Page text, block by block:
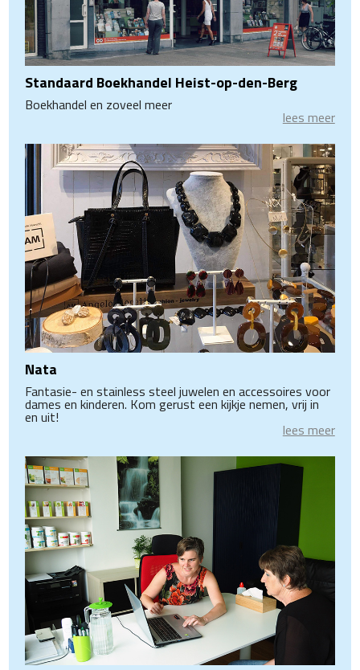
Standaard Boekhandel Heist-op-den-Berg
Boekhandel en zoveel meer
lees meer
Nata
Fantasie- en stainless steel juwelen en accessoires voor
dames en kinderen. Kom gerust een kijkje nemen, vrij in
en uit!
lees meer